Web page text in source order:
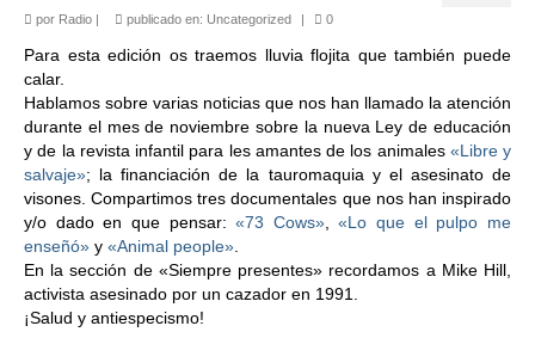
por Radio | publicado en: Uncategorized | 0
Para esta edición os traemos lluvia flojita que también puede
calar.
Hablamos sobre varias noticias que nos han llamado la atención
durante el mes de noviembre sobre la nueva Ley de educación
y de la revista infantil para les amantes de los animales «Libre y
salvaje»; la financiación de la tauromaquia y el asesinato de
visones. Compartimos tres documentales que nos han inspirado
y/o dado en que pensar:«73 Cows»,«Lo que el pulpo me
enseñó» y «Animal people»
En la sección de «Siempre presentes» recordamos a Mike Hill,
activista asesinado por un cazador en 1991.
¡Salud y antiespecismo!